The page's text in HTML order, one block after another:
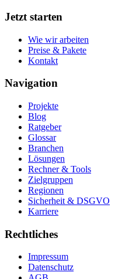
Jetzt starten
Wie wir arbeiten
Preise & Pakete
Kontakt
Navigation
Projekte
Blog
Ratgeber
Glossar
Branchen
Lösungen
Rechner & Tools
Zielgruppen
Regionen
Sicherheit & DSGVO
Karriere
Rechtliches
Impressum
Datenschutz